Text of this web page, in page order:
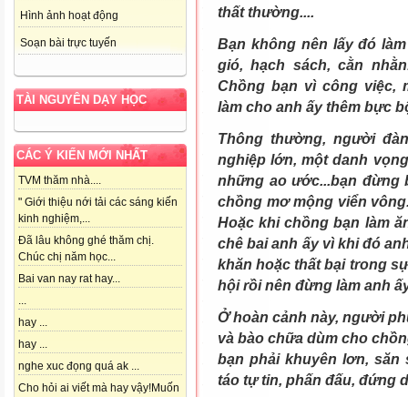
Hình ảnh hoạt động
Soạn bài trực tuyến
TÀI NGUYÊN DẠY HỌC
CÁC Ý KIẾN MỚI NHẤT
TVM thăm nhà....
" Giới thiệu nới tải các sáng kiến
kinh nghiệm,...
Đã lâu không ghé thăm chị.
Chúc chị năm học...
Bai van nay rat hay...
...
hay ...
hay ...
nghe xuc đọng quá ak ...
Cho hỏi ai viết mà hay vậy!Muốn
thất thường....
Bạn không nên lấy đó
gió, hạch sách, cằn
Chồng bạn vì công việc,
làm cho anh ấy thêm bực
Thông thường, người
nghiệp lớn, một danh
những ao ước...bạn
chồng mơ mộng viển
Hoặc khi chồng bạn làm
chê bai anh ấy vì khi đó
khăn hoặc thất bại trong
hội rồi nên đừng làm anh
Ở hoàn cảnh này, người
và bào chữa dùm cho
bạn phải khuyên lơn,
táo tự tin, phấn đấu, đứng